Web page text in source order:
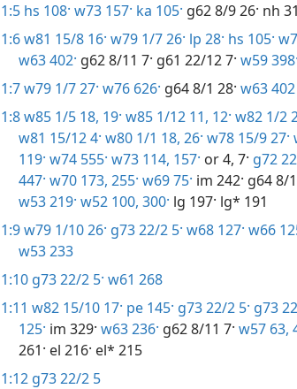
1:5 hs 108· w73 157· ka 105· g62 8/9 26· nh
1:6w81 15/8 16· w79 1/7 26· lp 28· hs 105·
w63 402· g62 8/11 7· g61 22/12 7· w59 398·
1:7w79 1/7 27· w76 626· g64 8/1 28· w63 402
1:8w85 1/5 18, 19· w85 1/12 11, 12· w82 1/2
w81 15/12 4· w80 1/1 18, 26· w78 15/9 27·
119· w74 555· w73 114, 157· or 4, 7· g72
447· w70 173, 255· w69 75· im 242· g64 8/1
w53 219· w52 100, 300· lg 197· lg* 191
1:9w79 1/10 26· g73 22/2 5· w68 127· w66
w53 233
1:10 g73 22/2 5· w61 268
1:11 w82 15/10 17· pe 145· g73 22/2 5· g73
125· im 329· w63 236· g62 8/11 7· w57 63,
261· el 216· el* 215
1:12 g73 22/2 5